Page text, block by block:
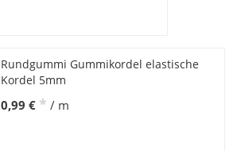
Rundgummi Gummikordel elastische
Kordel 5mm
0,99 € * / m